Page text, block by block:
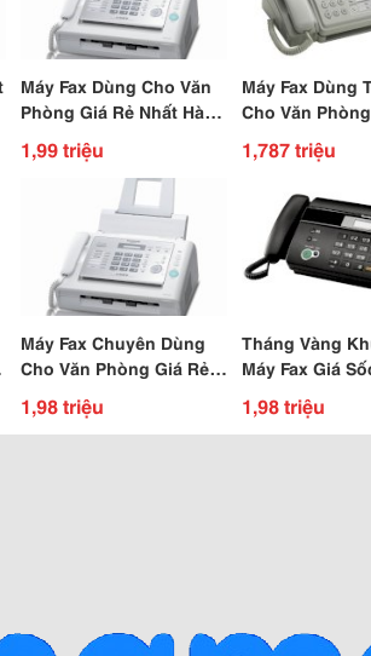
Máy Fax Dùng Cho Văn
Phòng Giá Rẻ Nhất Hà
Nội
1,99 triệu
Máy Fax Dùng
Cho Văn
1,787 triệu
Máy Fax Chuyên Dùng
Cho Văn Phòng Giá Rẻ
Tại Hà Nội
1,98 triệu
Tháng Vàng
Máy Fax Giá
Phát
1,98 triệu